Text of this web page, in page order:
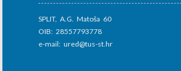
SPLIT, A.G. Matoša 60
OIB: 28557793778
e-mail: ured@tus-st.hr